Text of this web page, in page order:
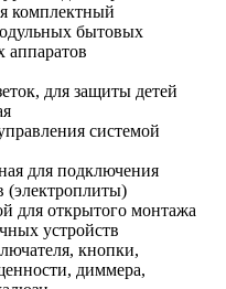
комплектный
бытовых
для защиты детей
системой
для подключения
(электроплиты)
для открытого монтажа
устройств
кнопки,
диммера,